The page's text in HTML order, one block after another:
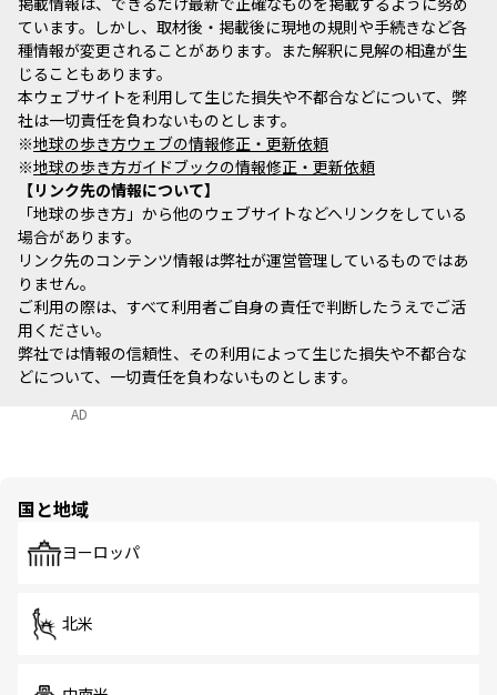
ています。しかし、取材後・掲載後に現地の規則や手続きなど各
種情報が変更されることがあります。また解釈に見解の相違が生
じることもあります。
本ウェブサイトを利用して生じた損失や不都合などについて、弊
社は一切責任を負わないものとします。
※地球の歩き方ウェブの情報修正・更新依頼
※地球の歩き方ガイドブックの情報修正・更新依頼
リンク先の情報について
「地球の歩き方」から他のウェブサイトなどへリンクをしている
場合があります。
リンク先のコンテンツ情報は弊社が運営管理しているものではあ
りません。
ご利用の際は、すべて利用者ご自身の責任で判断したうえでご活
用ください。
弊社では情報の信頼性、その利用によって生じた損失や不都合な
どについて、一切責任を負わないものとします。
AD
国と地域
ヨーロッパ
北米